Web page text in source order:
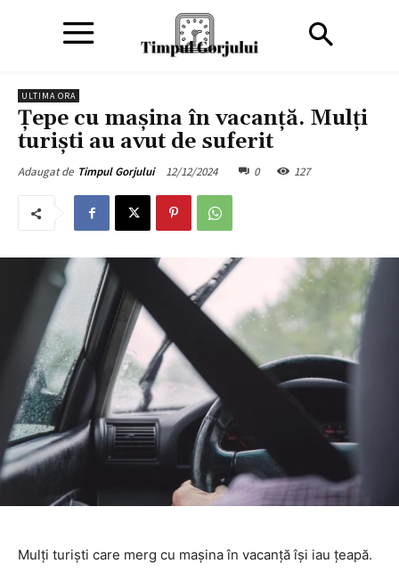
ULTIMA ORA
Țepe cu mașina în vacanță. Mulți
turiști au avut de suferit
Adaugat de Timpul Gorjului 12/12/2024 0 127
Mulți turiști care merg cu mașina în vacanță își iau țeapă.